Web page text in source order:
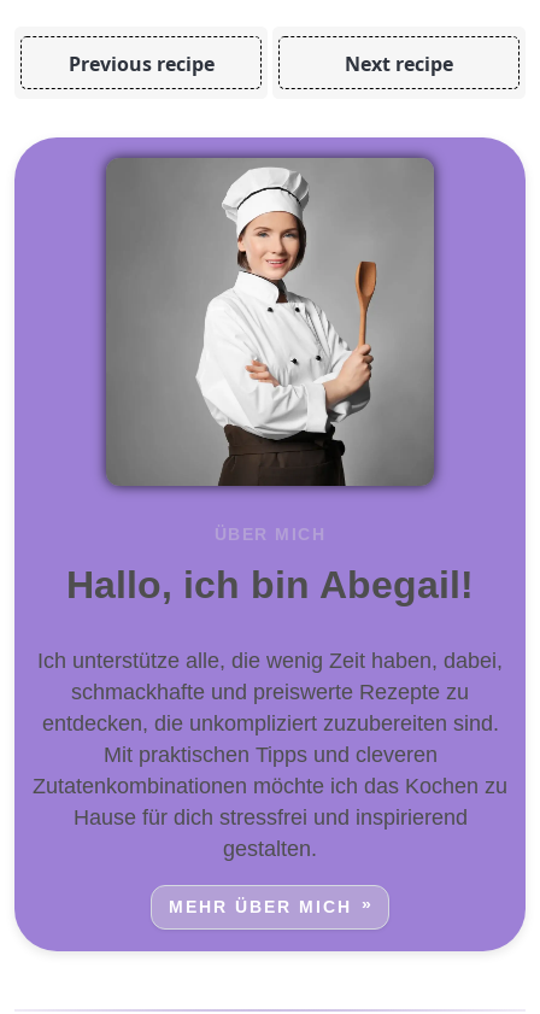
Previous recipe Next recipe
ÜBER MICH
Hallo, ich bin Abegail!
Ich unterstütze alle, die wenig Zeit haben, dabei,
schmackhafte und preiswerte Rezepte zu
entdecken, die unkompliziert zuzubereiten sind.
Mit praktischen Tipps und cleveren
Zutatenkombinationen möchte ich das Kochen zu
Hause für dich stressfrei und inspirierend
gestalten.
MEHR ÜBER MICH